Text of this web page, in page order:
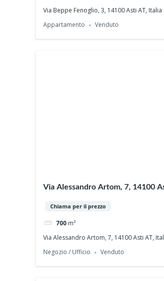
Via Beppe Fenoglio, 3, 14100 Asti AT, Italia
Appartamento
Venduto
Via Alessandro Artom, 7, 14100
Chiama per il prezzo
700 m²
Via Alessandro Artom, 7, 14100 Asti AT,
Negozio / Ufficio
Venduto